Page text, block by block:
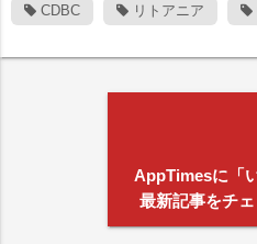
CDBC リトアニア
AppTimesに「
最新記事をチェ